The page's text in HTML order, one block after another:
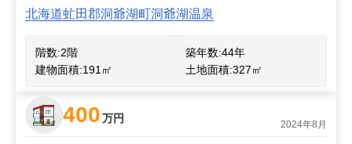
北海道虻田郡洞爺湖町洞爺湖温泉
階数:2階 築年数:44年
建物面積:191 ㎡ 土地面積:327㎡
400万円 2024年8月